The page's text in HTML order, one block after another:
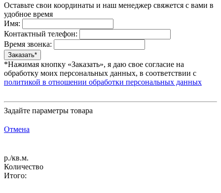
Оставьте свои координаты и наш менеджер свяжется с вами в
удобное время
Имя:
Контактный телефон:
Время звонка:
*Нажимая кнопку «Заказать», я даю свое согласие на
обработку моих персональных данных, в соответствии с
политикой в отношении обработки персональных данных
Задайте параметры товара
Отмена
р./кв.м.
Количество
Итого: